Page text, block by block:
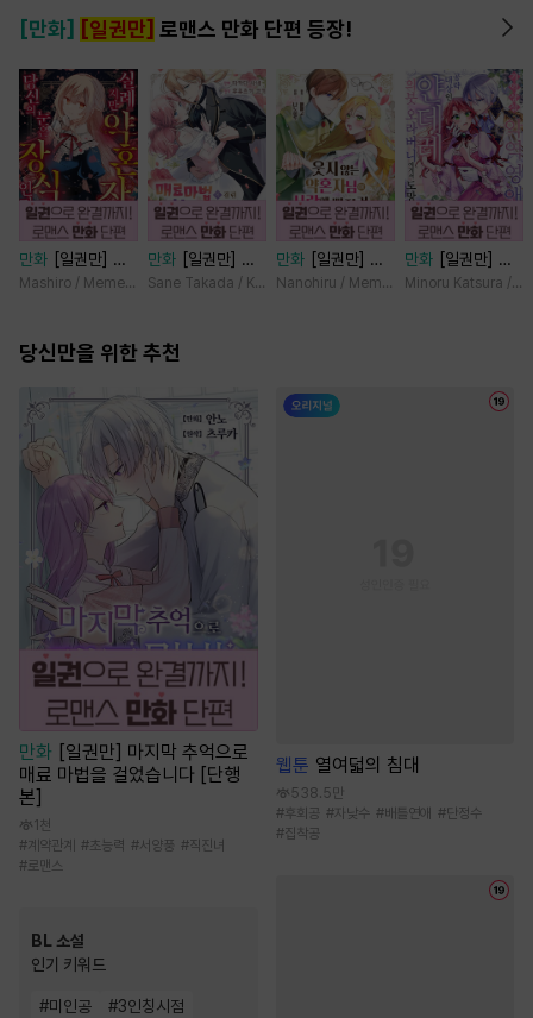
[만화] [일권만] 로맨스 만화 단편 등장!
만화
[일권만] 실
례지만 약혼자님,
Mashiro / Memeko
만화
[일권만] 매
료 마법에 걸린 척
사랑꾼이 되었습니
Sane Takada / Koki Fuyutsuki
만화
[일권만] 웃
지 않는 약혼자님
Nanohiru / Memeko
만화
[일권만] 기
억상실 악역 영애
Minoru Katsura /
당신만을 위한 추천
만화 [일권만] 마지막 추억으로
매료 마법을 걸었습니다 [단행
본]
1천
# 계약관계 #초능력 #서양풍 #직진녀
#로맨스
BL 소설
인기 키워드
#미인공 #3인칭시점
웹툰 열여덟의 침대
538.5만
#후회공 #자낮수 #배틀연애 #단정수
#집착공